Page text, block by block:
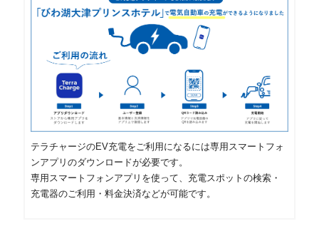
テラチャージのEV充電をご利用になるには専用スマートフォ
ンアプリのダウンロードが必要です。
専用スマートフォンアプリを使って、充電スポットの検索・
充電器のご利用・料金決済などが可能です。